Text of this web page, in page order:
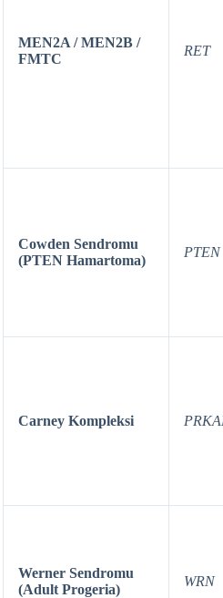
MEN2A / MEN2B /
FMTC
RET
Cowden Sendromu
(PTEN Hamartoma)
PTEN
Carney Kompleksi
Werner Sendromu
(Adult Progeria)
WRN